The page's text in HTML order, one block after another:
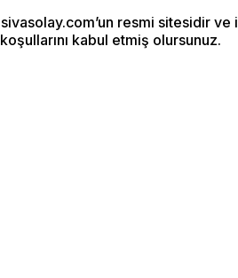
resmi sitesidir
kabul etmiş olursunuz.